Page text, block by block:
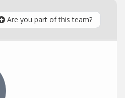
Are you part of this team?